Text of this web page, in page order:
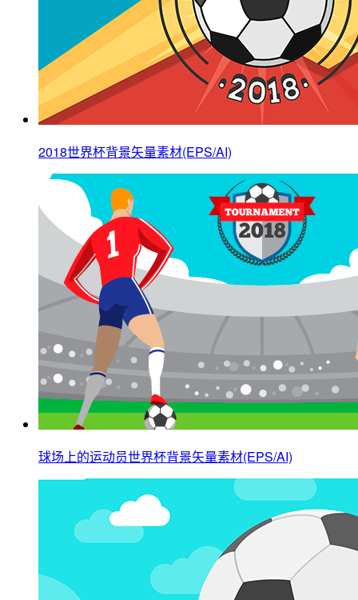
2018世界杯背景矢量素材(EPS/AI)
球场上的运动员世界杯背景矢量素材(EPS/AI)